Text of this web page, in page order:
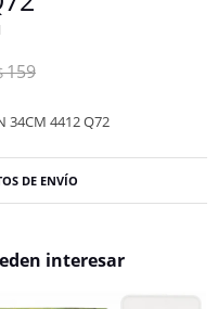
159
34CM 4412 Q72
DE ENVÍO
interesar